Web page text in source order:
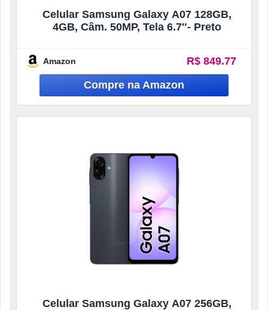
Celular Samsung Galaxy A07 128GB,
4GB, Câm. 50MP, Tela 6.7″- Preto
Amazon R$ 849.77
Celular Samsung Galaxy A07 256GB,